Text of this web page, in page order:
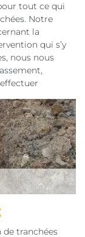
tout ce qui
Notre
la
qui s’y
nous nous
tranchées